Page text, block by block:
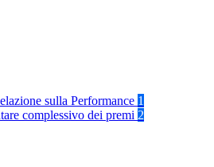
sulla Performance 1
complessivo dei premi 2